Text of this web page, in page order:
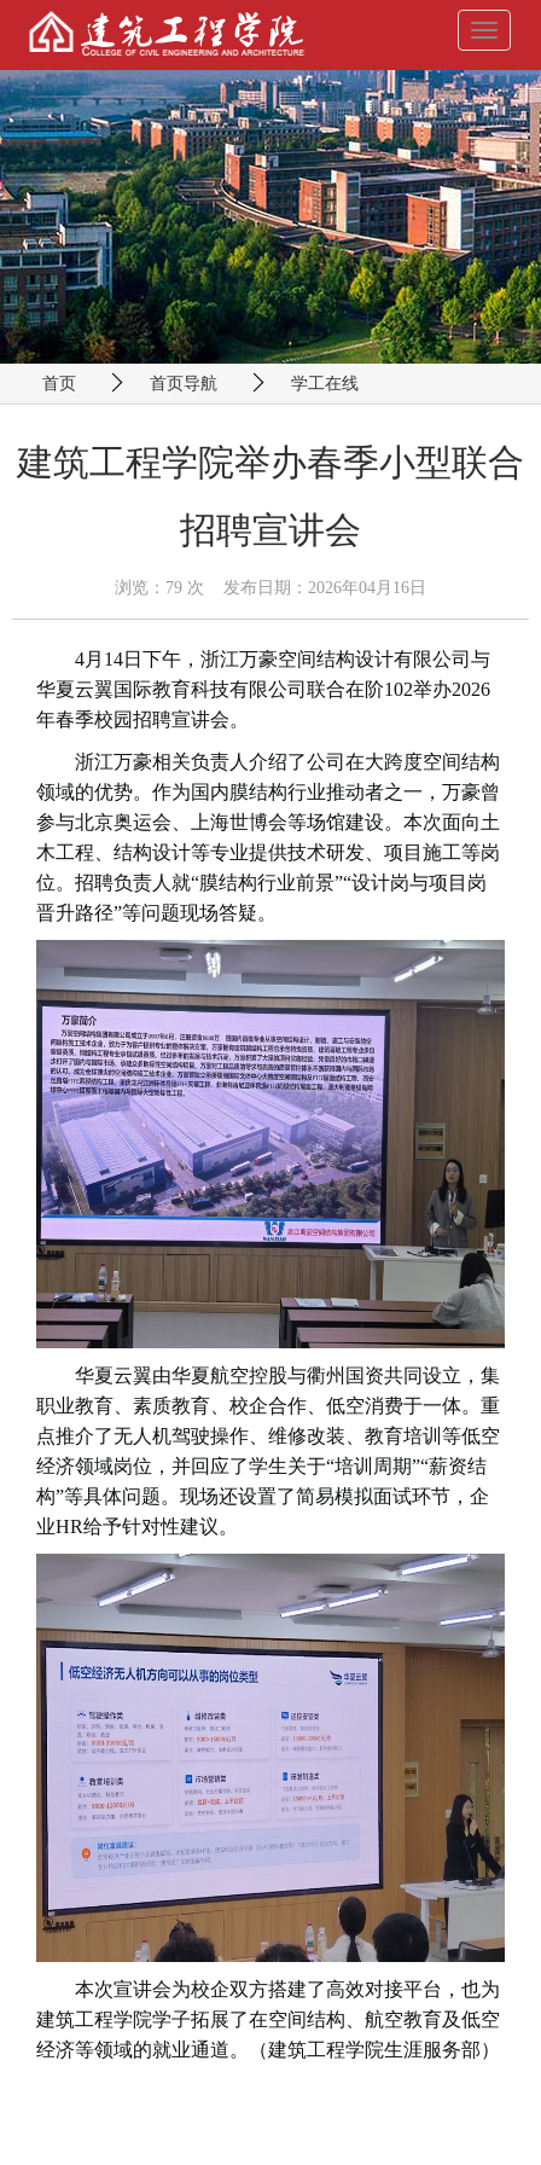
导
菜
单
首页 首页导航 学工在线
建筑工程学院举办春季小型联合
招聘宣讲会
浏览： 79 次 发布日期：2026年04月16日
4月14日 下午 ，浙江万豪空间结构设计有限公司与
华夏云翼国际教育科技有限公司联合在阶102举办2026
年春季校园招聘宣讲会。
浙江万豪相关负责人介绍了公司在大跨度空间结构
领域的优势。作为国内膜结构行业推动者之一，万豪曾
参与北京奥运会、上海世博会等场馆建设。本次面向土
木工程、结构设计等专业提供技术研发、项目施工等岗
位。招聘负责人就“膜结构行业前景”“设计岗与项目岗
晋升路径”等问题现场答疑。
华夏云翼由华夏航空控股与衢州国资共同设立，集
职业教育、素质教育、校企合作、低空消费于一体。重
点推介了无人机驾驶操作、维修改装、教育培训等低空
经济领域岗位，并回应了学生关于“培训周期”“薪资结
构”等具体问题。现场还设置了简易模拟面试环节，企
业HR给予针对性建议。
本次宣讲会为校企双方搭建了高效对接平台，也为
建筑工程学院学子拓展了在空间结构、航空教育及低空
经济等领域的就业通道。
（建筑工程学院生涯服务部）